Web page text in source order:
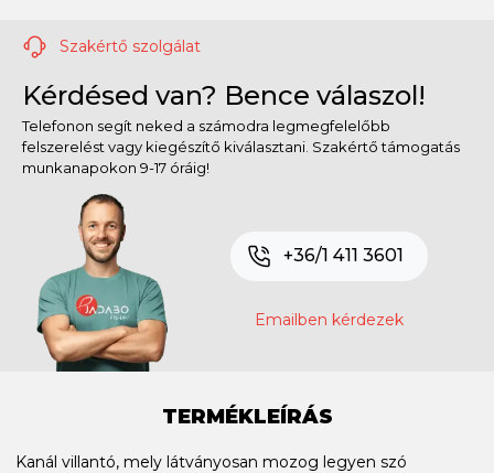
Szakértő szolgálat
Kérdésed van? Bence válaszol!
Telefonon segít neked a számodra legmegfelelőbb
felszerelést vagy kiegészítő kiválasztani. Szakértő támogatás
munkanapokon 9-17 óráig!
+36/1 411 3601
Emailben kérdezek
TERMÉKLEÍRÁS
Kanál villantó, mely látványosan mozog legyen szó